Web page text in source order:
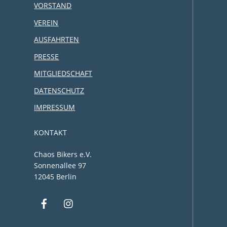
VORSTAND
VEREIN
AUSFAHRTEN
PRESSE
MITGLIEDSCHAFT
DATENSCHUTZ
IMPRESSUM
KONTAKT
Chaos Bikers e.V.
Sonnenallee 97
12045 Berlin